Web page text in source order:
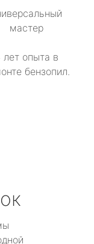
мастер
лет опыта в
бензопил.